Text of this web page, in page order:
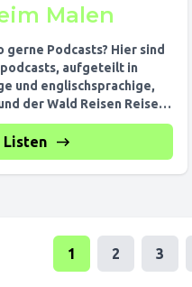
Malen
gerne Podcasts? Hier sind
aufgeteilt in
und englischsprachige,
Reingezwitschert...
Listen
1 2 3